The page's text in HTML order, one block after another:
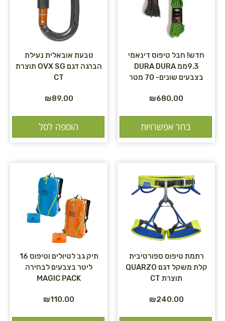
חדש! חבל טיפוס דינאמי
9.3ממ DURA DURA
בצבעים שונים- 70 מטר
₪680.00
בחר אפשרויות
טבעת אובאלית נעילת
הברגה דגם OVX SG תוצרת
CT
₪89.00
הוספה לסל
רתמת טיפוס ספורטיבית
קלת משקל דגם QUARZO
תוצרת CT
₪240.00
תיק גב לטיולים וטיפוס 16
ליטר בצבעים לבחירה
MAGIC PACK
₪110.00